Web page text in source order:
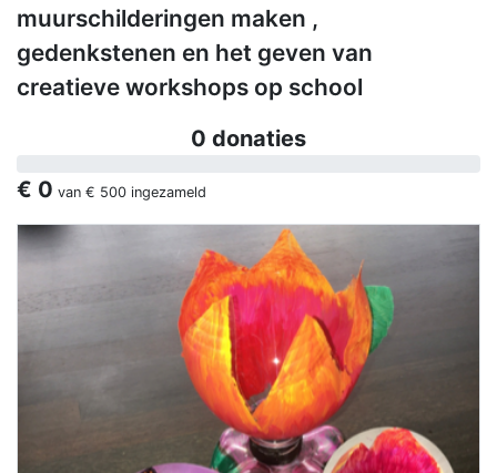
muurschilderingen maken ,
gedenkstenen en het geven van
creatieve workshops op school
0 donaties
€ 0 van € 500 ingezameld